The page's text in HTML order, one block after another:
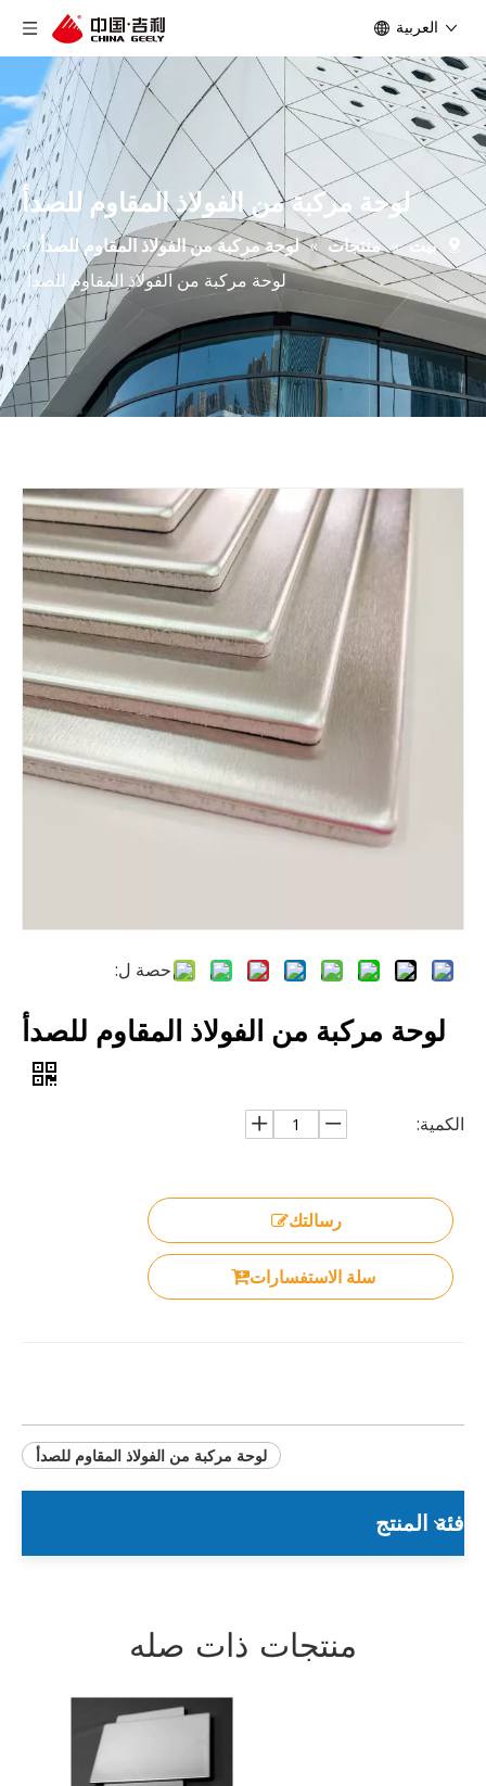
العربية
لوحة مركبة من الفولاذ المقاوم للصدأ
بيت » منتجات » لوحة مركبة من الفولاذ المقاوم للصدأ »
لوحة مركبة من الفولاذ المقاوم للصدأ
حصة ل:
لوحة مركبة من الفولاذ المقاوم للصدأ
الكمية:
رسالتك
سلة الاستفسارات
لوحة مركبة من الفولاذ المقاوم للصدأ
فئة المنتج
منتجات ذات صله